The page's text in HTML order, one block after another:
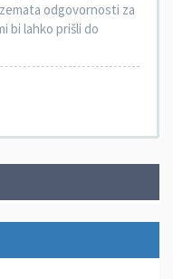
odgovornosti za
bi lahko prišli do